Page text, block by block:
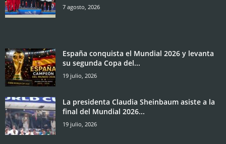
7 agosto, 2026
España conquista el Mundial 2026 y levanta
su segunda Copa del...
19 julio, 2026
La presidenta Claudia Sheinbaum asiste a la
final del Mundial 2026...
19 julio, 2026